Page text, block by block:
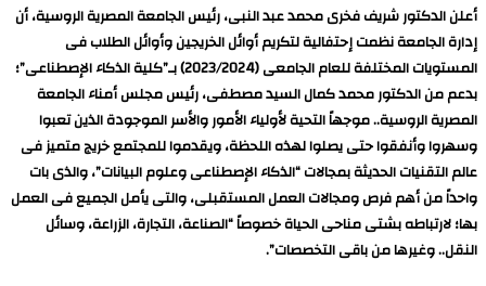
أعلن الدكتور شريف فخرى محمد عبد النبى، رئيس الجامعة المصرية الروسية، أن
إدارة الجامعة نظمت إحتفالية لتكريم أوائل الخريجين وأوائل الطلاب فى
المستويات المختلفة للعام الجامعى (2023/2024) بـ”كلية الذكاء الإصطناعى”؛
بدعم من الدكتور محمد كمال السيد مصطفى، رئيس مجلس أمناء الجامعة
المصرية الروسية.. موجهاً التحية لأولياء الأمور والأسر الموجودة الذين تعبوا
وسهروا وأنفقوا حتى يصلوا لهذه اللحظة، ويقدموا للمجتمع خريج متميز فى
عالم التقنيات الحديثة بمجالات “الذكاء الإصطناعى وعلوم البيانات”، والذى بات
واحداً من أهم فرص ومجالات العمل المستقبلى، والتى يأمل الجميع فى العمل
بها؛ لارتباطه بشتى مناحى الحياة خصوصاً “الصناعة، التجارة، الزراعة، وسائل
النقل.. وغيرها من باقى التخصصات”.